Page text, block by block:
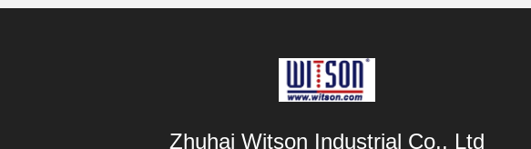
Zhuhai Witson Industrial Co., Ltd